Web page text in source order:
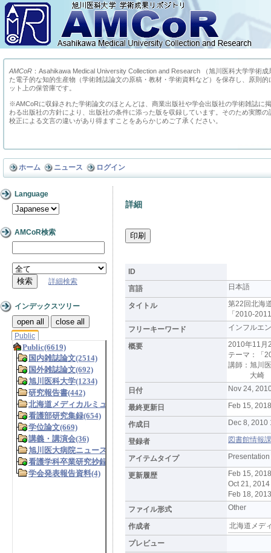
AMCoR ：Asahikawa Medical University Collection and Research （旭川医科大学学術
た電子的な知的生産物（学術雑誌論文の原稿・教材・学術資料など）を保存し、原則
ット上の保管庫です。
※AMCoRに収録された学術論文のほとんどは、商業出版社や学会出版社の学術雑誌に
わる出版社の方針により、出版社の条件に添った版を収録しています。そのため実際
校正による文言の違いがあり得ますことをあらかじめご了承ください。
ホーム ニュース ログイン
Language
AMCoR検索
詳細検索
インデックスツリー
open all close all
Public
詳細
ID
言語
日本語
タイトル
第22回北海
「2010-
フリーキーワード
インフルエ
概要
2010年11月
テーマ：「
講師：旭川
大崎 能
日付
Nov 24,
最終更新日 Feb 15,
作成日 Dec 8, 2010
登録者 図書館情報
アイテムタイプ Presentation
更新履歴
Feb 15,
Oct 21, 2014
Feb 18,
ファイル形式
Other
作成者 北海道メデ
プレビュー